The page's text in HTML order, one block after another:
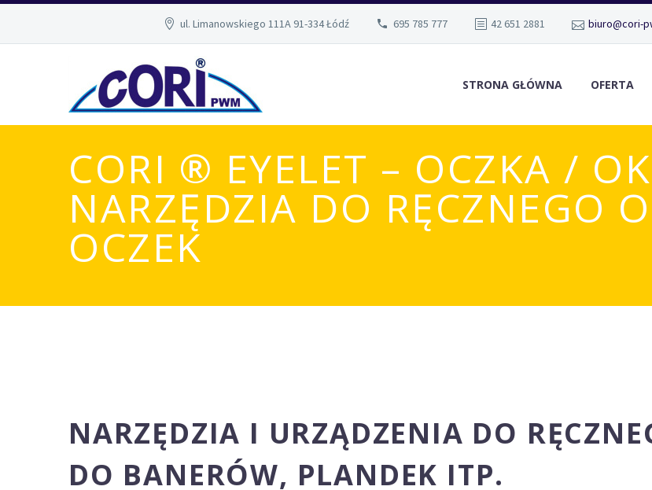
ul. Limanowskiego 111A 91-334 Łódź 695 785 777 42 651 2881 biuro@cori-
STRONA GŁÓWNA OFERTA
CORI ® EYELET – OCZKA /
NARZĘDZIA DO RĘCZNEGO
OCZEK
NARZĘDZIA I URZĄDZENIA DO
DO BANERÓW, PLANDEK ITP.